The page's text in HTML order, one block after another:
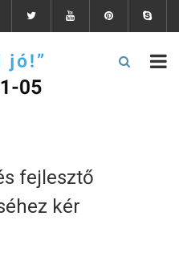
fejlesztő
kér